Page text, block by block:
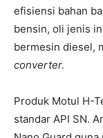
efisiensi bahan
bensin, oli jenis
bermesin diesel,
converter.
Produk Motul H-
standar API SN.